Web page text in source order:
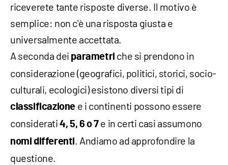
riceverete tante risposte diverse. Il motivo è
semplice: non c'è una risposta giusta e
universalmente accettata.
A seconda dei parametri che si prendono in
considerazione (geografici, politici, storici, socio-
culturali, ecologici) esistono diversi tipi di
classificazione e i continenti possono essere
considerati4, 5, 6 o 7e in certi casi assumono
nomi differenti. Andiamo ad approfondire la
questione.